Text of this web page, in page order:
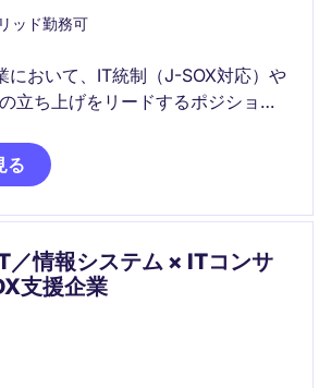
ッド勤務可
において、IT統制（J-SOX対応）や
立ち上げをリードするポジション
、IT戦略・組織設計・セキュリテ
る
／情報システム × ITコンサ
支援企業